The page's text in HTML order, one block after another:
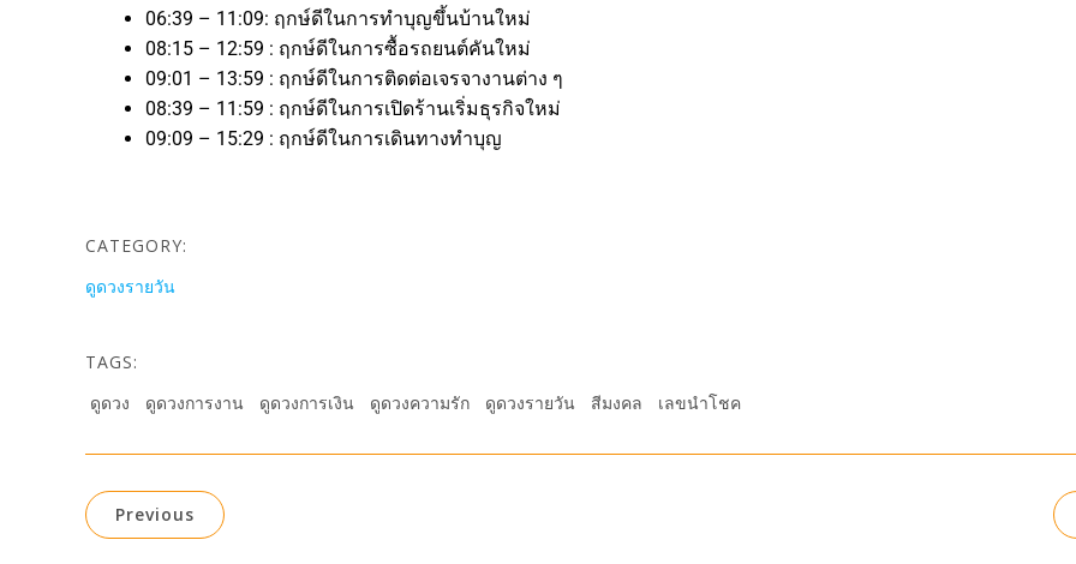
06:39 – 11:09: ฤกษ์ดีในการทำบุญขึ้นบ้านใหม่
08:15 – 12:59 : ฤกษ์ดีในการซื้อรถยนต์คันใหม่
09:01 – 13:59 : ฤกษ์ดีในการติดต่อเจรจางานต่าง ๆ
08:39 – 11:59 : ฤกษ์ดีในการเปิดร้านเริ่มธุรกิจใหม่
09:09 – 15:29 : ฤกษ์ดีในการเดินทางทำบุญ
CATEGORY:
ดูดวงรายวัน
TAGS:
ดูดวง
ดูดวงการงาน ดูดวงการเงิน ดูดวงความรัก ดูดวงรายวัน สีมงคล เลขนำโชค
Previous